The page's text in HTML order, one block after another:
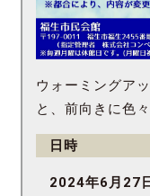
ウォーミングア
と、前向きに色
日時
2024年6月27